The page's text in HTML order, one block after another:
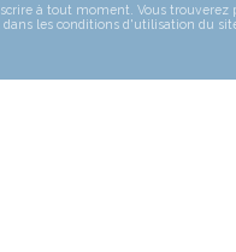
à tout moment. Vous trouverez
les conditions d'utilisation du